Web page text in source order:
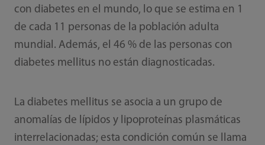
con diabetes en el mundo, lo que se estima en 1
de cada 11 personas de la población adulta
mundial. Además, el 46 % de las personas con
diabetes mellitus no están diagnosticadas.
La diabetes mellitus se asocia a un grupo de
anomalías de lípidos y lipoproteínas plasmáticas
interrelacionadas; esta condición común se llama